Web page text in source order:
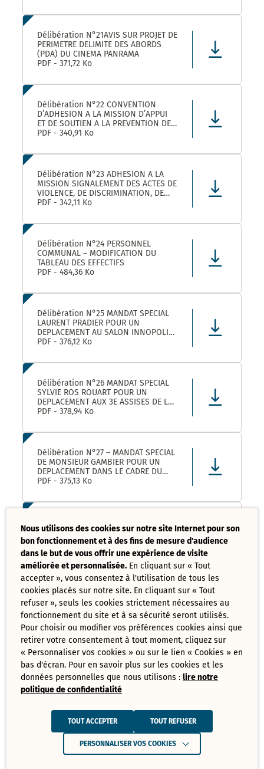
AVENUE DE L’EUROPE SUR LA
Délibération N°21AVIS SUR PROJET DE
PERIMETRE DELIMITE DES ABORDS
(PDA) DU CINEMA PANRAMA
PDF - 371,72 Ko
Délibération N°22 CONVENTION
D’ADHESION A LA MISSION D’APPUI
ET DE SOUTIEN A LA PREVENTION DES
RISQUES PROFESSIONNELS
PDF - 340,91 Ko
Délibération N°23 ADHESION A LA
MISSION SIGNALEMENT DES ACTES DE
VIOLENCE, DE DISCRIMINATION, DE
HARCELEMENT ET D’AGISSEMENTS
PDF - 342,11 Ko
Délibération N°24 PERSONNEL
COMMUNAL – MODIFICATION DU
TABLEAU DES EFFECTIFS
PDF - 484,36 Ko
Délibération N°25 MANDAT SPECIAL
LAURENT PRADIER POUR UN
DEPLACEMENT AU SALON INNOPOLIS
A PARIS
PDF - 376,12 Ko
Délibération N°26 MANDAT SPECIAL
SYLVIE ROS ROUART POUR UN
DEPLACEMENT AUX 3E ASSISES DE LA
VOIE D’ARLES A ARLES
PDF - 378,94 Ko
Délibération N°27 – MANDAT SPECIAL
DE MONSIEUR GAMBIER POUR UN
DEPLACEMENT DANS LE CADRE DU
FORUM DES ELUS INFO JEUNES A
PDF - 375,13 Ko
Liste des délibérations examinées
Conseil Municipal 17 mars 2025
PDF - 121,08 Ko
Ordre du jour du Conseil Municipal 17
mars 2025
PDF - 73,70 Ko
Tout
télécharger
Juin
Ressources de Juin 2025
Convocation Conseil Municipal du 30
PDF - 231,28 Ko
Nous utilisons des cookies sur notre site Internet pour son
bon fonctionnement et à des fins de mesure d'audience
dans le but de vous offrir une expérience de visite
améliorée et personnalisée. En cliquant sur « Tout
accepter », vous consentez à l'utilisation de tous les
cookies placés sur notre site. En cliquant sur « Tout
refuser », seuls les cookies strictement nécessaires au
fonctionnement du site et à sa sécurité seront utilisés.
Pour choisir ou modifier vos préférences cookies ainsi que
retirer votre consentement à tout moment, cliquez sur
« Personnaliser vos cookies » ou sur le lien « Cookies » en
bas d'écran. Pour en savoir plus sur les cookies et les
données personnelles que nous utilisons :lire notre
politique de confidentialité
TOUT ACCEPTER TOUT REFUSER
PERSONNALISER VOS COOKIES